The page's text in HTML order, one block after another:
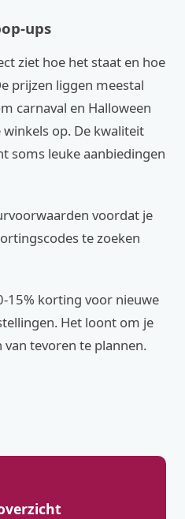
ups
ziet hoe het staat en hoe
prijzen liggen meestal
carnaval en Halloween
op. De kwaliteit
soms leuke aanbiedingen
voordat je
te zoeken
15% korting voor nieuwe
Het loont om je
tevoren te plannen.